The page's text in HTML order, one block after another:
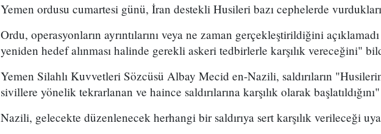
Yemen ordusu cumartesi günü, İran destekli Husileri bazı cephelerde
Ordu, operasyonların ayrıntılarını veya ne zaman gerçekleştirildiğini
yeniden hedef alınması halinde gerekli askeri tedbirlerle karşılık vereceğini"
Yemen Silahlı Kuvvetleri Sözcüsü Albay Mecid en-Nazili, saldırıların
sivillere yönelik tekrarlanan ve haince saldırılarına karşılık olarak
Nazili, gelecekte düzenlenecek herhangi bir saldırıya sert karşılık verileceği